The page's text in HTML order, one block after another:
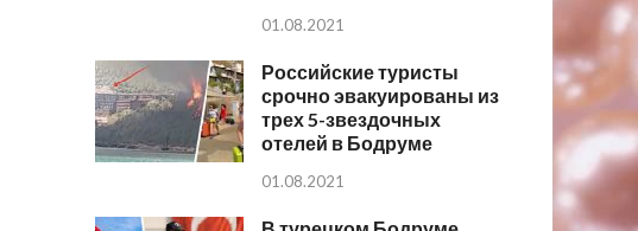
01.08.2021
Российские туристы
срочно эвакуированы из
трех 5-звездочных
отелей в Бодруме
01.08.2021